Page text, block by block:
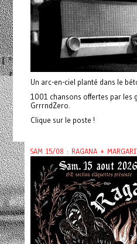
Un arc-en-ciel planté dans le
1001 chansons offertes par les
GrrrndZero.
Clique sur le poste !
SAM 15/08 : RAGANA +